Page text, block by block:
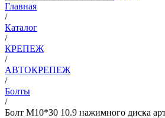
Главная
/
Каталог
/
КРЕПЕЖ
/
АВТОКРЕПЕЖ
/
Болты
/
Болт М10*30 10.9 нажимного диска